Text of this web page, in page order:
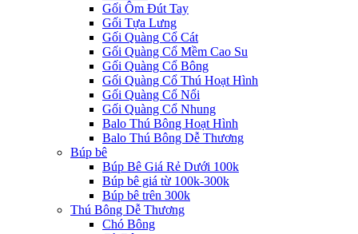
Gối Ôm Đút Tay
Gối Tựa Lưng
Gối Quàng Cổ Cát
Gối Quàng Cổ Mềm Cao Su
Gối Quàng Cổ Bông
Gối Quàng Cổ Thú Hoạt Hình
Gối Quàng Cổ Nổi
Gối Quàng Cổ Nhung
Balo Thú Bông Hoạt Hình
Balo Thú Bông Dễ Thương
Búp bê
Búp Bê Giá Rẻ Dưới 100k
Búp bê giá từ 100k-300k
Búp bê trên 300k
Thú Bông Dễ Thương
Chó Bông